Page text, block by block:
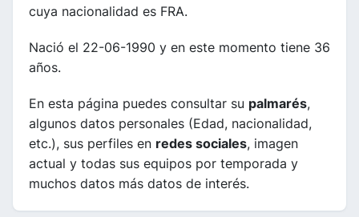
cuya nacionalidad es FRA.
Nació el 22-06-1990 y en este momento tiene 36
años.
En esta página puedes consultar su palmarés,
algunos datos personales (Edad, nacionalidad,
etc.), sus perfiles en redes sociales, imagen
actual y todas sus equipos por temporada y
muchos datos más datos de interés.